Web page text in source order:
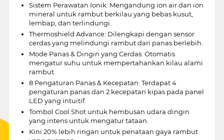
Sistem Perawatan Ionik: Mengandung ion air dan ion
mineral untuk rambut berkilau yang bebas kusut,
lembap, dan terlindungi.
Thermoshield Advance: Dilengkapi dengan sensor
cerdas yang melindungi rambut dari panas berlebih.
Mode Panas & Dingin yang Cerdas: Otomatis
mengatur suhu untuk mempertahankan kilau alami
rambut.
8 Pengaturan Panas & Kecepatan: Terdapat 4
pengaturan panas dan 2 kecepatan kipas pada panel
LED yang intuitif.
Tombol Cool Shot untuk hembusan udara dingin
yang intens untuk mengatur tataan.
Kini 20% lebih ringan untuk penataan gaya rambut